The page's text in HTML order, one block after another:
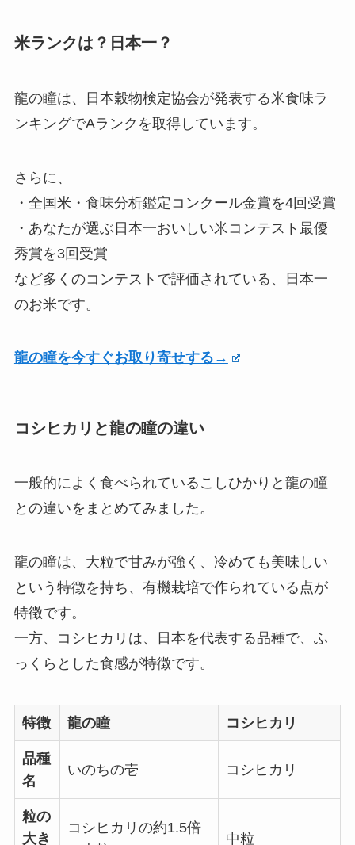
米ランクは？日本一？
龍の瞳は、日本穀物検定協会が発表する米食味ラ
ンキングでAランクを取得しています。
さらに、
・全国米・食味分析鑑定コンクール金賞を4回受賞
・あなたが選ぶ日本一おいしい米コンテスト最優
秀賞を3回受賞
など多くのコンテストで評価されている、日本一
のお米です。
龍の瞳を今すぐお取り寄せする→
コシヒカリと龍の瞳の違い
一般的によく食べられているこしひかりと龍の瞳
との違いをまとめてみました。
龍の瞳は、大粒で甘みが強く、冷めても美味しい
という特徴を持ち、有機栽培で作られている点が
特徴です。
一方、コシヒカリは、日本を代表する品種で、ふ
っくらとした食感が特徴です。
特徴 龍の瞳 コシヒカリ
品種
名
いのちの壱 コシヒカリ
粒の
大き
コシヒカリの約1.5倍
中粒